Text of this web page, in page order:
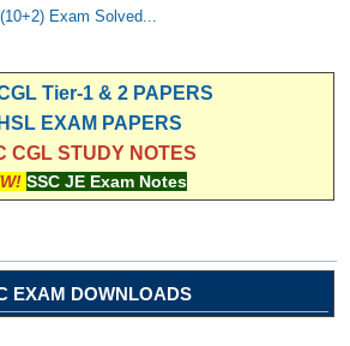
Exam Solved...
Tier-1 & 2 PAPERS
EXAM PAPERS
CGL STUDY NOTES
SSC JE Exam Notes
EXAM DOWNLOADS